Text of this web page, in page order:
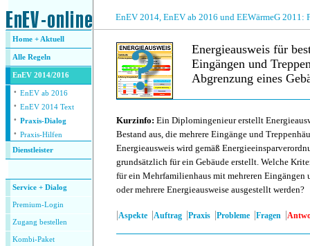
EnEV 2014, EnEV ab 2016 und EEWärmeG 2011:
Home + Aktuell
Alle Regeln
EnEV 2014/2016
· EnEV ab 2016
· EnEV 2014 Text
· Praxis-Dialog
· Praxis-Hilfen
Dienstleister
Service + Dialog
Premium-Login
Zugang bestellen
Kombi-Paket
Energieausweis für
Eingängen und
Abgrenzung eines
Kurzinfo: Ein Diplomingenieur erstellt
Bestand aus, die mehrere Eingänge und
Energieausweis wird gemäß
grundsätzlich für ein Gebäude erstellt. Welche
für ein Mehrfamilienhaus mit mehreren Eingängen
oder mehrere Energieausweise ausgestellt werden?
|Aspekte |Auftrag |Praxis |Probleme |Fragen |